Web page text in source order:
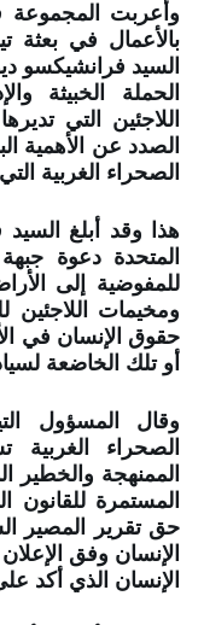
وأعربت المجموعة
بالأعمال في بعثة
السيد فرانشيكسو
الحملة الخبيثة
اللاجئين التي
الصدد عن الأهمية
الصحراء الغربية التي
هذا وقد أبلغ
المتحدة دعوة جبهة
للمفوضية إلى
ومخيمات اللاجئين
حقوق الإنسان في
أو تلك الخاضعة
وقال المسؤول
الصحراء الغربية
الممنهجة والخطير
المستمرة للقانون
حق تقرير المصير
الإنسان وفق
الإنسان الذي أكد